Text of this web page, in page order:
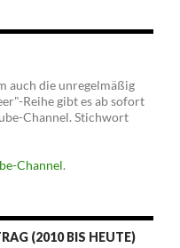
auch die unregelmäßig
Reihe gibt es ab sofort
Channel. Stichwort
Channel.
(2010 BIS HEUTE)